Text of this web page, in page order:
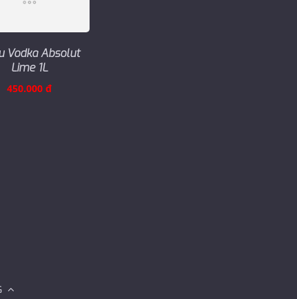
Vodka Absolut
Lime 1L
450.000 đ